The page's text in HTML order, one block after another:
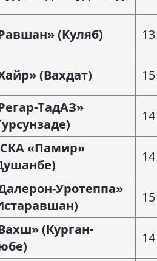
(Куляб) 13
(Вахдат) 15
ТадАЗ»
14
«Памир»
14
Уротеппа»
15
(Курган-
14